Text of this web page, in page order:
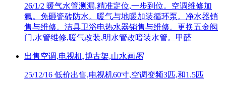
26/1/2 暖气水管测漏,精准定位,一步到位。空调维修加
氟。免砸瓷砖防水。暖气与地暖加装循环泵。净水器销
售与维修。洁具卫浴电热水器销售与维修。更换五金阀
门,水管维修,暖气改装,明水管改暗装水管。甲醛
出售空调,电视机,博古架,山水画图
25/12/16 低价出售,电视机60寸,空调变频3匹,和1.5匹